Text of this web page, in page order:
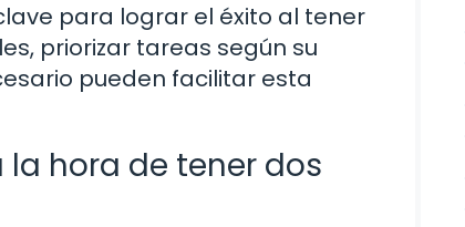
para lograr el éxito al tener
priorizar tareas según su
pueden facilitar esta
hora de tener dos